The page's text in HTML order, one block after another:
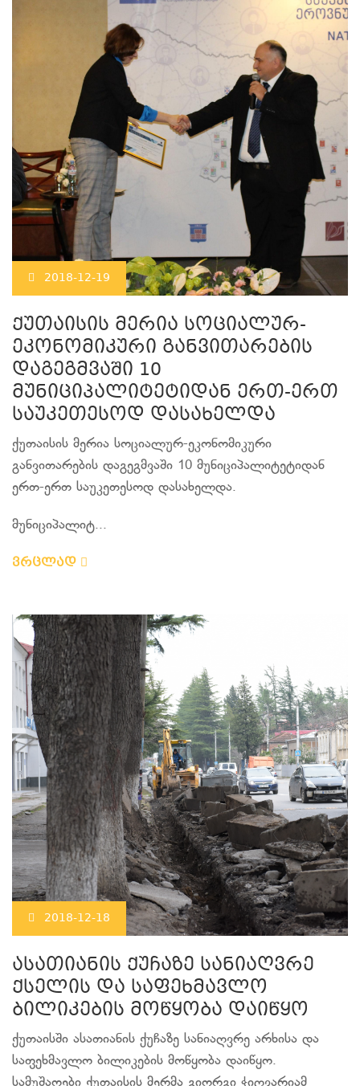
2018-12-19
ქუთაისის მერია სოციალურ-
ეკონომიკური განვითარების
დაგეგმვაში 10
მუნიციპალიტეტიდან ერთ-ერთ
საუკეთესოდ დასახელდა
ქუთაისის მერია სოციალურ-ეკონომიკური
განვითარების დაგეგმვაში 10 მუნიციპალიტეტიდან
ერთ-ერთ საუკეთესოდ დასახელდა.
მუნიციპალიტ...
ვრცლად
2018-12-18
ასათიანის ქუჩაზე სანიაღვრე
ქსელის და საფეხმავლო
ბილიკების მოწყობა დაიწყო
ქუთაისში ასათიანის ქუჩაზე სანიაღვრე არხისა და
საფეხმავლო ბილიკების მოწყობა დაიწყო.
სამუშაოები ქუთაისის მერმა გიორგი ჭიღვარიამ